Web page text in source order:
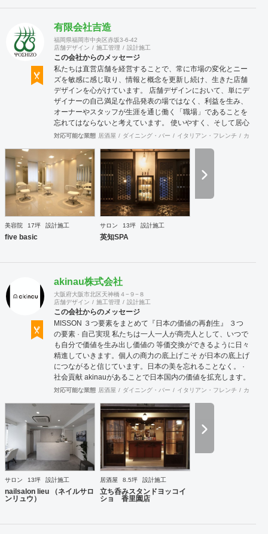
有限会社吉造
福岡県福岡市中央区赤坂3-6-42
店舗デザイン
施工管理 設計施工
この会社からのメッセージ
私たちは直営店舗を経営することで、常に市場の変化とニー
ズを敏感に感じ取り、情報と概念を更新し続け、生きた店舗
デザインを心がけています。 店舗デザインにおいて、単にデ
ザイナーの自己満足な作品発表の場ではなく、利益を生み、
オーナーやスタッフが生涯を通じ働く「職場」であることを
忘れてはならないと考えています。 使いやすく、そして居心
地がよく、時代の流れに左右されない強さを持った店舗デザ
業と開業コンサルティング事業をそなえており、テナント・
出店地選びや資金調達から実践に基づいたサポートが可能で
す。 まずはお気軽に、ご相談ください。
対応可能な業態 居酒屋 ダイニング・バー イタリアン・フレンチ カフェ
美容院 17坪 設計施工
five basic
サロン 13坪 設計施工
英知SPA
akinau株式会社
大阪府大阪市北区天神橋４−９−８
店舗デザイン
施工管理 設計施工
この会社からのメッセージ
MISSON ３つ要素をまとめて『日本の価値の再創生』 ３つ
の要素 · 自己実現 私たちは一人一人が商売人として、いつで
も自分で価値を生み出し価値の 等価交換ができるように日々
精進していきます。個人の商力の底上げこそ が日本の底上げ
につながると信じています。日本の美を忘れることなく。 ·
社会貢献 akinauがあることで日本国内の価値を拡充します。
そして世界に誇れる 国として日本の価値を輸出し続けていき
求 私たちは現段階ではお金というものが価値の目安として標
準とされる 時代で利益を追求し、まずは自社が幸せになるこ
とを約束します。 並行して売り上げも追求します。理由は自
社だけでなくそれに関係する 全ての会社や人々にも売り上げ
をつくることでお金というものをめぐる ように行動します。
社会にたくされた使命 今の日本は世界的にも元気がない。こ
るからであると想像できる。今社会で必要とされる人材、主
体性をもって自身の考えで行動できる。夢を大きく持って
対応可能な業態 居酒屋 ダイニング・バー イタリアン・フレンチ カフェ
サロン 13坪 設計施工
nailsalon lieu （ネイルサロ
ンリュウ）
居酒屋 8.5坪 設計施工
立ち呑みスタンドヨッコイ
ショ 香里園店